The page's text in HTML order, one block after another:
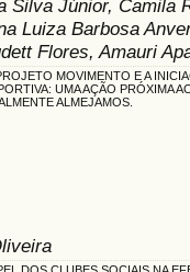
Silva Júnior, Camila
Luiza Barbosa
Flores, Amauri
MOVIMENTO E A
UMA AÇÃO PRÓXIMA
ALMEJAMOS.